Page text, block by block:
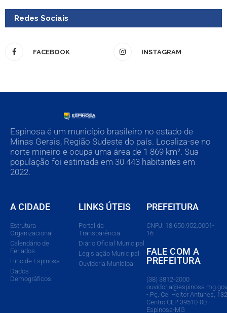
Redes Sociais
FACEBOOK INSTAGRAM
Espinosa é um município brasileiro no estado de
Minas Gerais, Região Sudeste do país. Localiza-se no
norte mineiro e ocupa uma área de 1 869 km². Sua
população foi estimada em 30 443 habitantes em
2022.
A CIDADE
Estrutura
Organizacional
Calendário de
Feriados
Hino de Espinosa
Dados
Demográficos
LINKS ÚTEIS
Portal da
Transparência
Diário Oficial Municipal
Legislação Municipal
Ouvidoria Municipal
PREFEITURA
CNPJ: 18.650.952.0001-
16
FALE COM A
PREFEITURA
(38) 3812-2000
- Pç. Cel Heitor Antunes,
Centro CEP 39510-00 -
Espinosa-MG